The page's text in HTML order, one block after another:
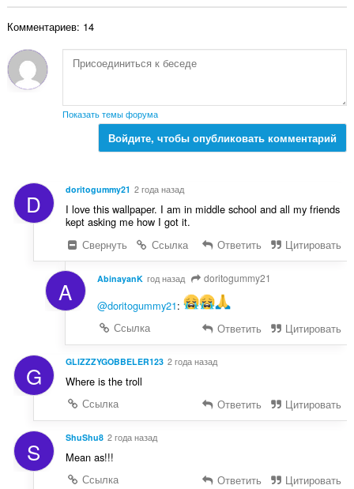
Комментариев: 14
Показать темы форума
Войдите, чтобы опубликовать комментарий
D doritogummy21 2 года назад
I love this wallpaper. I am in middle school and all my friends
kept asking me how I got it.
Свернуть
Ссылка Ответить Цитировать
A AbinayanK год назад doritogummy21
@doritogummy21:
Ссылка
Ответить Цитировать
G GLIZZZYGOBBELER123 2 года назад
Where is the troll
Ссылка
Ответить Цитировать
S ShuShu8 2 года назад
Mean as!!!
Ссылка
Ответить Цитировать